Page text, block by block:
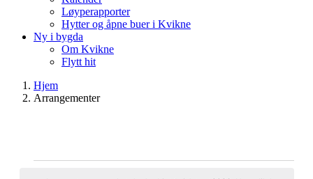
Løyperapporter
Hytter og åpne buer i Kvikne
Ny i bygda
Om Kvikne
Flytt hit
Hjem
Arrangementer